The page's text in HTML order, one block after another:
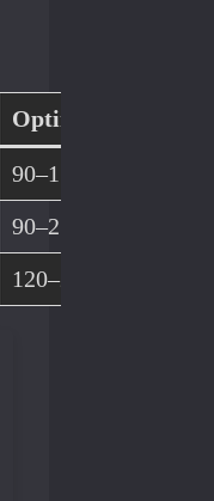
Optimaler Abstand
90–150 cm
90–210 cm
120–270 cm